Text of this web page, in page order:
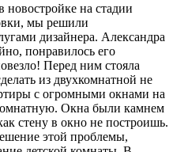
новостройке на стадии
мы решили
дизайнера. Александра
понравилось его
Перед ним стояла
из двухкомнатной не
с огромными окнами на
Окна были камнем
стену в окно не построишь.
этой проблемы,